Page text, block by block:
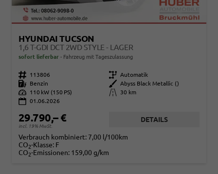
HYUNDAI TUCSON
1,6 T-GDI DCT 2WD STYLE - LAGER
sofort lieferbar Fahrzeug mit Tageszulassung
Fahrzeugnr. 113806 Getriebe Automatik
Kraftstoff
Benzin Außenfarbe
Abyss Black Metallic ()
Leistung
110 kW (150 PS) Kilometerstand
30 km
01.06.2026
29.790,– €
incl. 19% MwSt.
DETAILS
Verbrauch kombiniert: 7,00 l/100km
CO2-Klasse: F
CO2-Emissionen: 159,00 g/km